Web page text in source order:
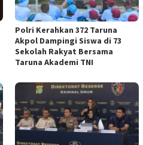
Polri Kerahkan 372 Taruna
Akpol Dampingi Siswa di 73
Sekolah Rakyat Bersama
Taruna Akademi TNI